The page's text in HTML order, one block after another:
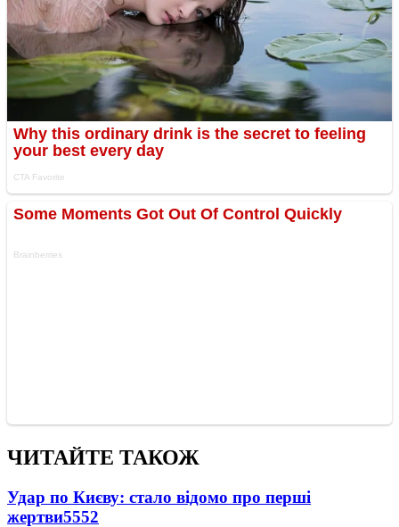
ЧИТАЙТЕ ТАКОЖ
Удар по Києву: стало відомо про перші
жертви5552